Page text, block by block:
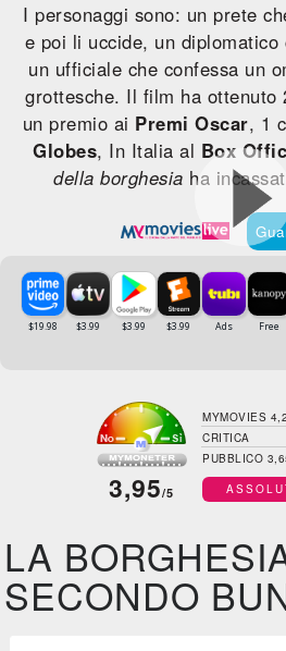
I personaggi sono: un prete
e poi li uccide, un
un ufficiale che confessa un
grottesche. Il film ha ottenuto
un premio ai Premi Oscar, 1
Globes, In Italia al Box
della borghesia ha
3,95/5
MYMOVIES
CRITICA
PUBBLICO
LA
SECONDO